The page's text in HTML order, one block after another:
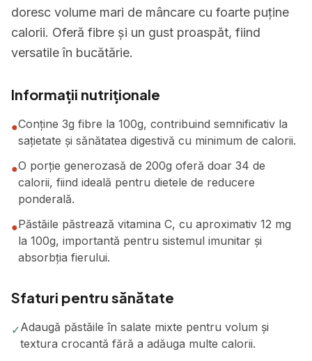
doresc volume mari de mâncare cu foarte puține
calorii. Oferă fibre și un gust proaspăt, fiind
versatile în bucătărie.
Informații nutriționale
●Conține 3g fibre la 100g, contribuind semnificativ la
sațietate și sănătatea digestivă cu minimum de calorii.
●O porție generozasă de 200g oferă doar 34 de
calorii, fiind ideală pentru dietele de reducere
ponderală.
●Păstăile păstrează vitamina C, cu aproximativ 12 mg
la 100g, importantă pentru sistemul imunitar și
absorbția fierului.
Sfaturi pentru sănătate
✓Adaugă păstăile în salate mixte pentru volum și
textura crocantă fără a adăuga multe calorii.